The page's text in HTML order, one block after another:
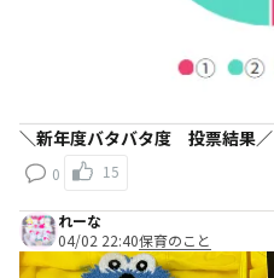
＼新年度バタバタ度 投票結果／
0 15
れーな
04/02 22:40保育のこと